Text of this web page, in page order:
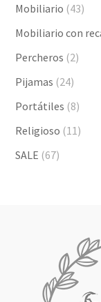
Mobiliario (43)
Mobiliario con
Percheros (2)
Pijamas (24)
Portátiles (8)
Religioso (11)
SALE (67)